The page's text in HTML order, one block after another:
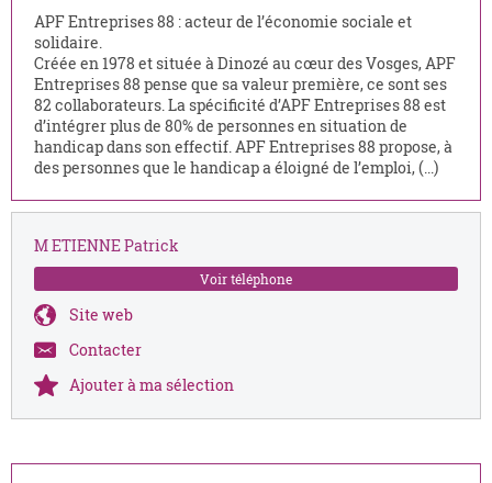
APF Entreprises 88 : acteur de l’économie sociale et
solidaire.
Créée en 1978 et située à Dinozé au cœur des Vosges, APF
Entreprises 88 pense que sa valeur première, ce sont ses
82 collaborateurs. La spécificité d’APF Entreprises 88 est
d’intégrer plus de 80% de personnes en situation de
handicap dans son effectif. APF Entreprises 88 propose, à
des personnes que le handicap a éloigné de l’emploi, (...)
M ETIENNE Patrick
Voir téléphone
Site web
Contacter
Ajouter à ma sélection